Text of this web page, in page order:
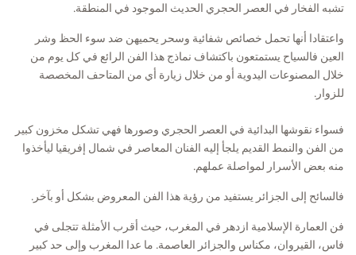
تشبه الفخار في العصر الحجري الحديث الموجود في المنطقة.
واعتقادا أنها تحمل خصائص شفائية وسحر يحميهن ضد سوء الحظ وشر
العين فالسياح يستمتعون باكتشاف نماذج هذا الفن الرائع في كل يوم من
خلال المصنوعات اليدوية أو من خلال زيارة أي من المتاحف المخصصة
للزوار.
فسواء نقوشها البدائية في العصر الحجري وصورها فهي تشكل مخزون كبير
من الفن والنمط القديم يلجأ إليه الفنان المعاصر في شمال إفريقيا ليأخذوا
منه بعض الأسرار لمواصلة عملهم.
فالسائح إلى الجزائر يستفيد من رؤية هذا الفن المعروض بشكل أو بآخر.
فن العمارة الإسلامية ازدهر في المغرب، حيث أقرب الأمثلة تتجلى في
فاس، القيروان، مكناس والجزائر العاصمة. ما عدا المغرب وإلى حد كبير